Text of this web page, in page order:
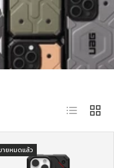
รายการตาราง
ายหมดแล้ว